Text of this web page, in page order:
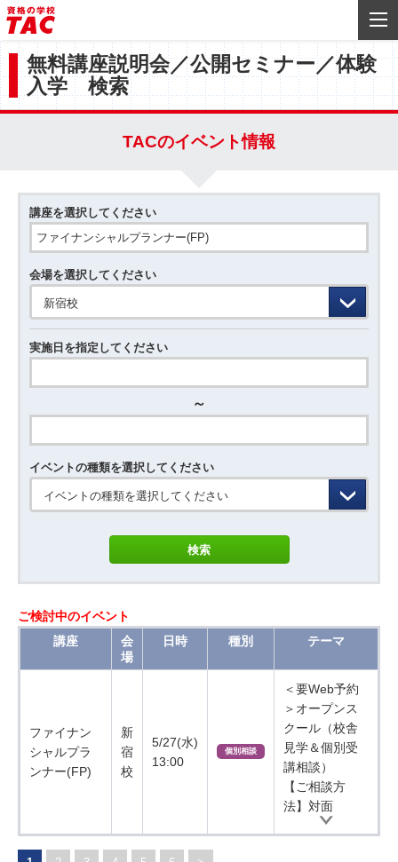
無料講座説明会／公開セミナー／体験
入学 検索
TACのイベント情報
講座を選択してください
会場を選択してください
新宿校
実施日を指定してください
～
イベントの種類を選択してください
イベントの種類を選択してください
ご検討中のイベント
講座
会
場
日時 種別 テーマ
ファイナン
シャルプラ
ンナー(FP)
新
宿
校
5/27(水)
13:00
個別相談
＜要Web予約
＞オープンス
クール（校舎
見学＆個別受
講相談）
【ご相談方
法】対面